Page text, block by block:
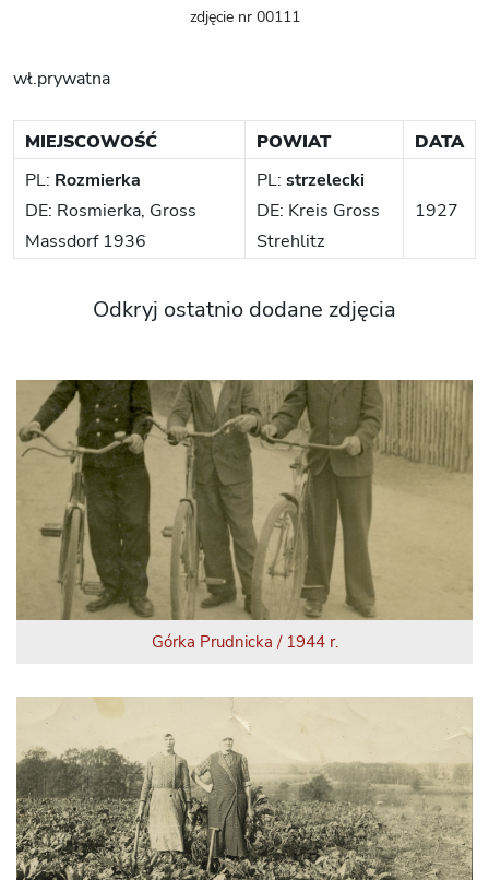
zdjęcie nr 00111
wł.prywatna
MIEJSCOWOŚĆ POWIAT
DATA
PL: Rozmierka
DE: Rosmierka, Gross
Massdorf 1936
PL: strzelecki
DE: Kreis Gross
Strehlitz
1927
Odkryj ostatnio dodane zdjęcia
Górka Prudnicka / 1944 r.